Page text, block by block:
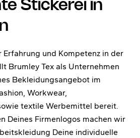
Stickerei in
Erfahrung und Kompetenz in der
Brumley Tex als Unternehmen
Bekleidungsangebot im
Workwear,
textile Werbemittel bereit.
Deines Firmenlogos machen wir
Deine individuelle